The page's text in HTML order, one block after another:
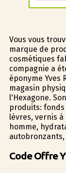
Vous vous
marque de
cosmétiques
compagnie a
éponyme Yves
magasin
l'Hexagone.
produits:
lèvres, vernis
homme,
Code Offre